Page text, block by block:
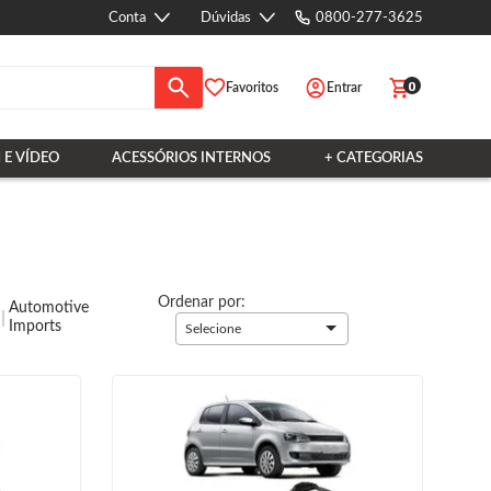
Conta Dúvidas 0800-277-3625
Favoritos Entrar 0
E VÍDEO ACESSÓRIOS INTERNOS + CATEGORIAS
Automotive
Imports
Ordenar por:
Selecione